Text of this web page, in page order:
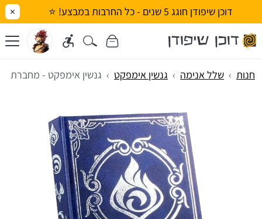
דוכן שיפודן חוגג 5 שנים - כל החרבות במבצע! ⭐ ×
חנות שלל אנימה גנשין אימפקט גנשין אימפקט - מחברת